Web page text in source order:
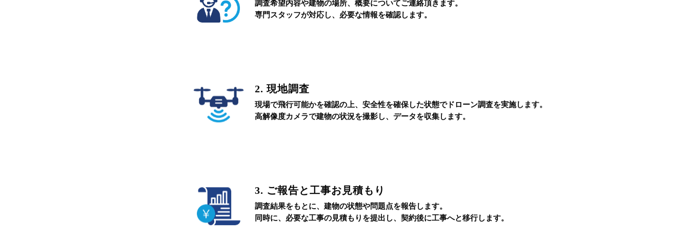
調査希望内容や建物の場所、概要についてご連絡頂きます。
専門スタッフが対応し、必要な情報を確認します。
2. 現地調査
現場で飛行可能かを確認の上、安全性を確保した状態でドローン調査を実施します。
高解像度カメラで建物の状況を撮影し、データを収集します。
3. ご報告と工事お見積もり
調査結果をもとに、建物の状態や問題点を報告します。
同時に、必要な工事の見積もりを提出し、契約後に工事へと移行します。